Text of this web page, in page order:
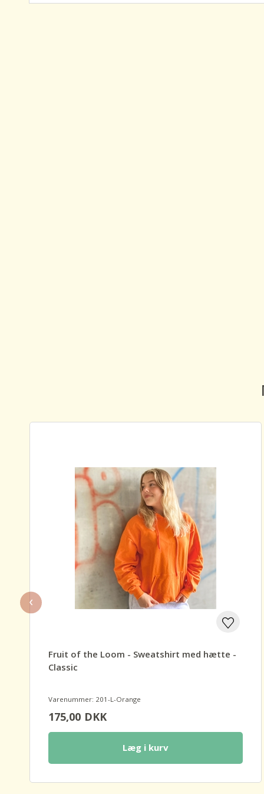
Fruit of the Loom - Sweatshirt med hætte -
Classic
Varenummer: 201-L-Orange
175,00DKK
Læg i kurv
‹